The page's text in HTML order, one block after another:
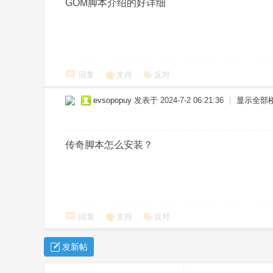
GOM脚本介绍的好详细
回复 支持 反对
evsopopuy 发表于 2024-7-2 06:21:36 显示全部
传奇脚本怎么安装？
回复 支持 反对
发新帖